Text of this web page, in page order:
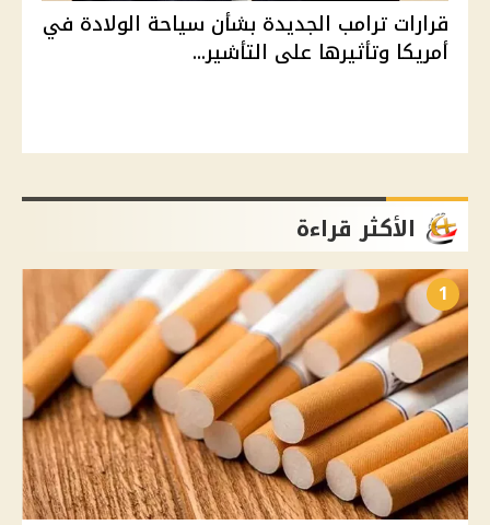
قرارات ترامب الجديدة بشأن سياحة الولادة في
أمريكا وتأثيرها على التأشير...
الأكثر قراءة
1